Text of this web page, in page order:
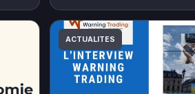
ACTUALITES